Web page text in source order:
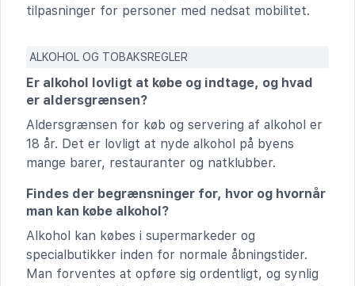
tilpasninger for personer med nedsat mobilitet.
ALKOHOL OG TOBAKSREGLER
Er alkohol lovligt at købe og indtage, og hvad
er aldersgrænsen?
Aldersgrænsen for køb og servering af alkohol er
18 år. Det er lovligt at nyde alkohol på byens
mange barer, restauranter og natklubber.
Findes der begrænsninger for, hvor og hvornår
man kan købe alkohol?
Alkohol kan købes i supermarkeder og
specialbutikker inden for normale åbningstider.
Man forventes at opføre sig ordentligt, og synlig